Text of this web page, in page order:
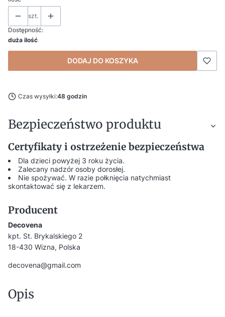
szt.
Dostępność:
duża ilość
DODAJ DO KOSZYKA
Czas wysyłki:48 godzin
Bezpieczeństwo produktu
Certyfikaty i ostrzeżenie bezpieczeństwa
Dla dzieci powyżej 3 roku życia.
Zalecany nadzór osoby dorosłej.
Nie spożywać. W razie połknięcia natychmiast
skontaktować się z lekarzem.
Producent
Decovena
kpt. St. Brykalskiego 2
18-430 Wizna, Polska
decovena@gmail.com
Opis